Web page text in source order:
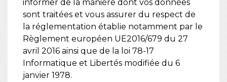
informer de la manière dont vos données
sont traitées et vous assurer du respect de
la réglementation établie notamment par le
Règlement européen UE2016/679 du 27
avril 2016 ainsi que de la loi 78-17
Informatique et Libertés modifiée du 6
janvier 1978.